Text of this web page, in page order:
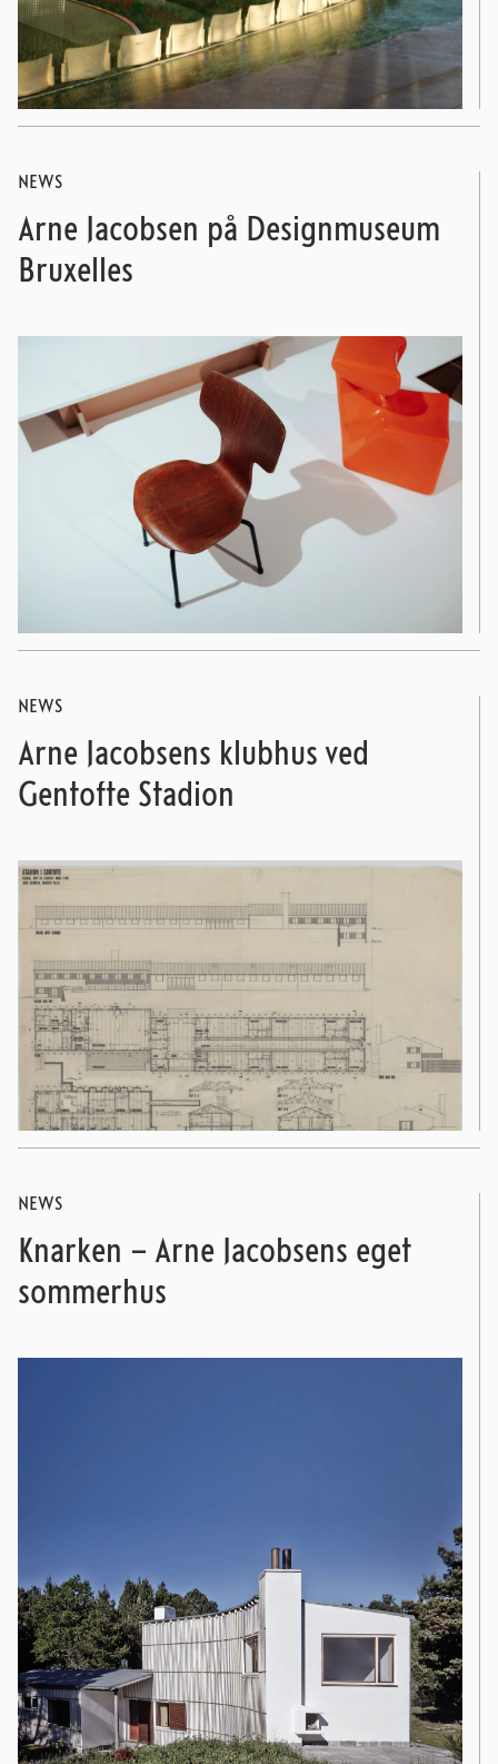
NEWS
Arne Jacobsen på Designmuseum
Bruxelles
NEWS
Arne Jacobsens klubhus ved
Gentofte Stadion
NEWS
Knarken – Arne Jacobsens eget
sommerhus